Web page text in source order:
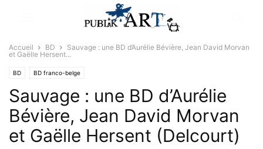
Accueil BD
Sauvage : une BD d’Aurélie Bévière, Jean David Morvan
et Gaëlle Hersent...
BD BD franco-belge
Sauvage : une BD d’Aurélie
Bévière, Jean David Morvan
et Gaëlle Hersent (Delcourt)